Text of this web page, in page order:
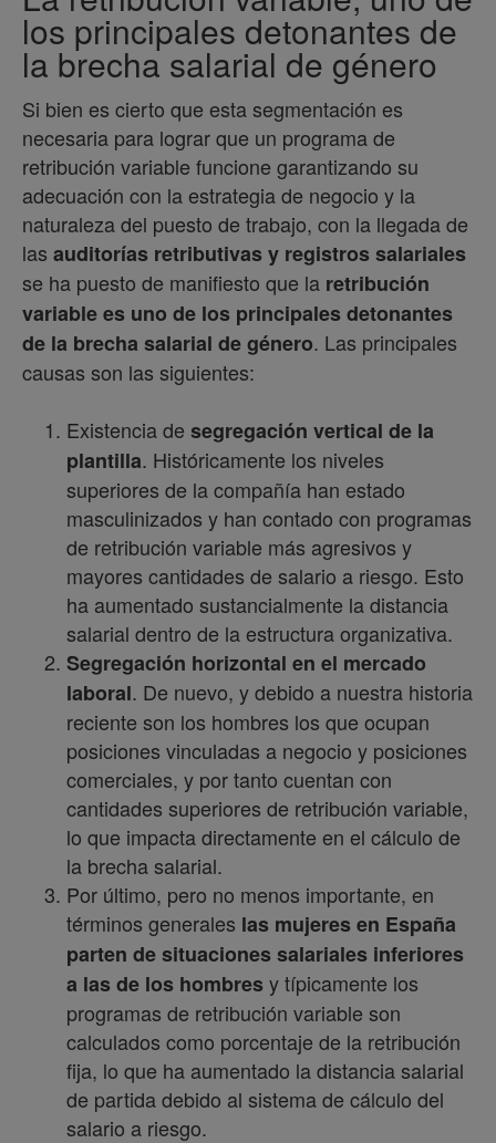
los principales detonantes de
la brecha salarial de género
Si bien es cierto que esta segmentación es
necesaria para lograr que un programa de
retribución variable funcione garantizando su
adecuación con la estrategia de negocio y la
naturaleza del puesto de trabajo, con la llegada de
las auditorías retributivas y registros salariales
se ha puesto de manifiesto que la retribución
variable es uno de los principales detonantes
de la brecha salarial de género. Las principales
causas son las siguientes:
Existencia de segregación vertical de la
plantilla. Históricamente los niveles
superiores de la compañía han estado
masculinizados y han contado con programas
de retribución variable más agresivos y
mayores cantidades de salario a riesgo. Esto
ha aumentado sustancialmente la distancia
salarial dentro de la estructura organizativa.
Segregación horizontal en el mercado
laboral. De nuevo, y debido a nuestra historia
reciente son los hombres los que ocupan
posiciones vinculadas a negocio y posiciones
comerciales, y por tanto cuentan con
cantidades superiores de retribución variable,
lo que impacta directamente en el cálculo de
la brecha salarial.
Por último, pero no menos importante, en
términos generales las mujeres en España
parten de situaciones salariales inferiores
a las de los hombresy típicamente los
programas de retribución variable son
calculados como porcentaje de la retribución
fija, lo que ha aumentado la distancia salarial
de partida debido al sistema de cálculo del
salario a riesgo.